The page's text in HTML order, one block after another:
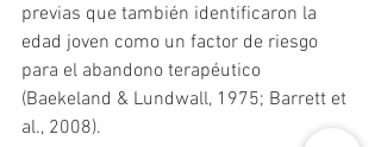
previas que también identificaron la
edad joven como un factor de riesgo
para el abandono terapéutico
(Baekeland & Lundwall, 1975; Barrett et
al., 2008).